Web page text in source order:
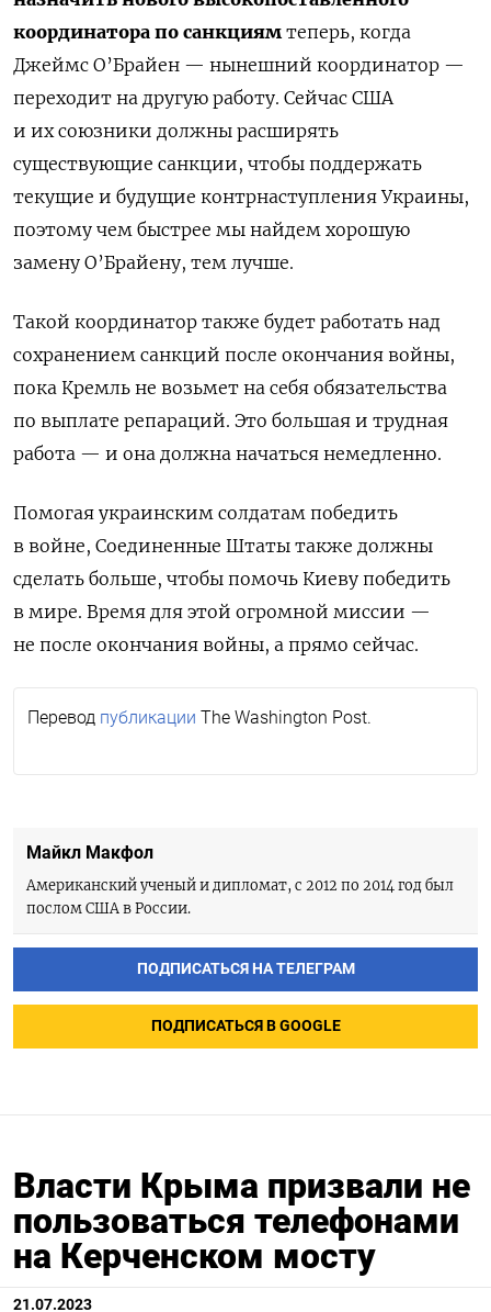
координатора по санкциямтеперь, когда
Джеймс О’Брайен — нынешний координатор —
переходит на другую работу. Сейчас США
и их союзники должны расширять
существующие санкции, чтобы поддержать
текущие и будущие контрнаступления Украины,
поэтому чем быстрее мы найдем хорошую
замену О’Брайену, тем лучше.
Такой координатор также будет работать над
сохранением санкций после окончания войны,
пока Кремль не возьмет на себя обязательства
по выплате репараций. Это большая и трудная
работа — и она должна начаться немедленно.
Помогая украинским солдатам победить
в войне, Соединенные Штаты также должны
сделать больше, чтобы помочь Киеву победить
в мире. Время для этой огромной миссии —
не после окончания войны, а прямо сейчас.
Перевод публикации The Washington Post.
Майкл Макфол
Американский ученый и дипломат, с 2012 по 2014 год был
послом США в России.
ПОДПИСАТЬСЯ НА ТЕЛЕГРАМ
ПОДПИСАТЬСЯ В GOOGLE
Власти Крыма призвали не
пользоваться телефонами
на Керченском мосту
21.07.2023